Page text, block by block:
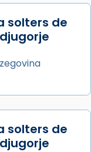
lloc la
al
apostòlica
i als
Barcelona.
Joan
i l’ha
Barcelona,
solters de
solters de